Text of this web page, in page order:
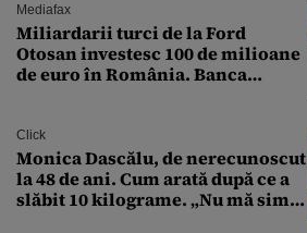
Mediafax
Miliardarii turci de la Ford
Otosan investesc 100 de milioane
de euro în România. Banca
Click
Monica Dascălu, de nerecunoscut
la 48 de ani. Cum arată după ce a
slăbit 10 kilograme. „Nu mă simt